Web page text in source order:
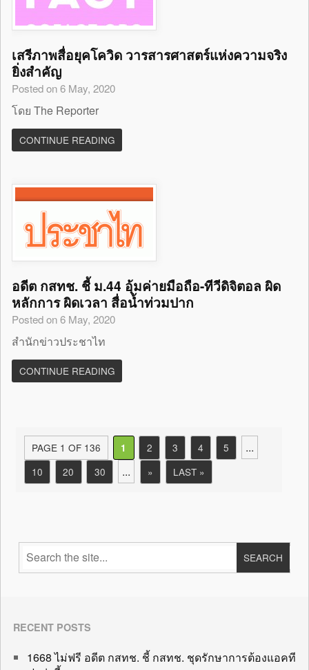
เสรีภาพสื่อยุคโควิด วารสารศาสตร์แห่งความจริง
ยิ่งสำคัญ
Posted on 6 May, 2020
โดย The Reporter
CONTINUE READING
อดีต กสทช. ชี้ ม.44 อุ้มค่ายมือถือ-ทีวีดิจิตอล ผิด
หลักการ ผิดเวลา สื่อน้ำท่วมปาก
Posted on 6 May, 2020
สำนักข่าวประชาไท
CONTINUE READING
PAGE 1 OF 136 1 2 3 4 5 ...
10 20 30 ... » LAST »
RECENT POSTS
1668 ไม่ฟรี อดีต กสทช. ชี้ กสทช. ชุดรักษาการต้องแอคที